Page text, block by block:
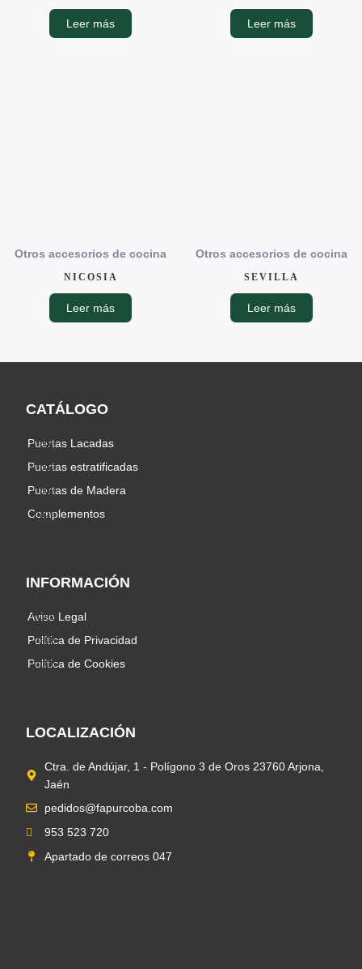
Leer más Leer más
Otros accesorios de cocina
NICOSIA
Leer más
Otros accesorios de cocina
SEVILLA
Leer más
CATÁLOGO
Puertas Lacadas
Puertas estratificadas
Puertas de Madera
Complementos
INFORMACIÓN
Aviso Legal
Política de Privacidad
Política de Cookies
LOCALIZACIÓN
Ctra. de Andújar, 1 - Polígono 3 de Oros 23760 Arjona,
Jaén
pedidos@fapurcoba.com
953 523 720
Apartado de correos 047